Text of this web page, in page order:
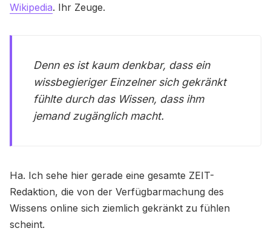
Wikipedia. Ihr Zeuge.
Denn es ist kaum denkbar, dass ein
wissbegieriger Einzelner sich gekränkt
fühlte durch das Wissen, dass ihm
jemand zugänglich macht.
Ha. Ich sehe hier gerade eine gesamte ZEIT-
Redaktion, die von der Verfügbarmachung des
Wissens online sich ziemlich gekränkt zu fühlen
scheint.